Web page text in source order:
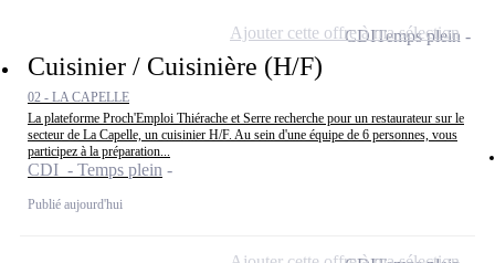
Cuisinier / Cuisinière (H/F)
02 - LA CAPELLE
La plateforme Proch'Emploi Thiérache et Serre recherche pour un restaurateur sur le
secteur de La Capelle, un cuisinier H/F. Au sein d'une équipe de 6 personnes, vous
participez à la préparation...
CDI - Temps plein
Publié aujourd'hui
CDITemps plein
Ajouter cette offre à ma sélection